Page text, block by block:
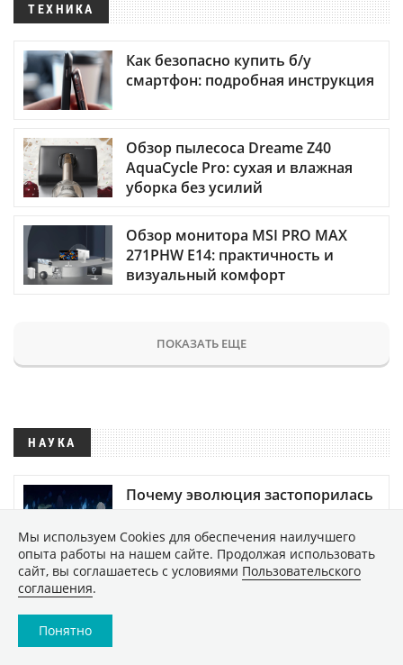
ТЕХНИКА
Как безопасно купить б/у
смартфон: подробная инструкция
Обзор пылесоса Dreame Z40
AquaCycle Pro: сухая и влажная
уборка без усилий
Обзор монитора MSI PRO MAX
271PHW E14: практичность и
визуальный комфорт
ПОКАЗАТЬ ЕЩЕ
НАУКА
Почему эволюция застопорилась
внезапно возобновиться?
2202
Мы используем Сookies для обеспечения наилучшего
опыта работы на нашем сайте. Продолжая использовать
сайт, вы соглашаетесь с условиями Пользовательского
соглашения.
Понятно